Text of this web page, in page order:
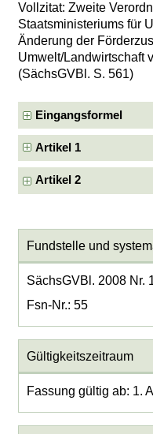
Vollzitat: Zweite
Staatsministeriums für
Änderung der
Umwelt/Landwirtschaft
(SächsGVBl. S. 561)
Eingangsformel
Artikel 1
Artikel 2
Fundstelle und
SächsGVBl. 2008 Nr.
Fsn-Nr.: 55
Gültigkeitszeitraum
Fassung gültig ab: 1.